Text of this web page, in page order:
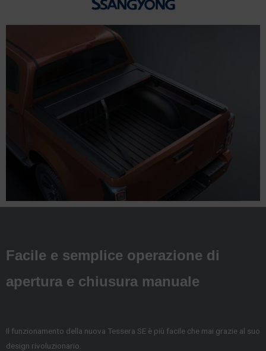
Facile e semplice operazione di
apertura e chiusura manuale
Il funzionamento della nuova Tessera SE è più facile che mai grazie al suo
design rivoluzionario.